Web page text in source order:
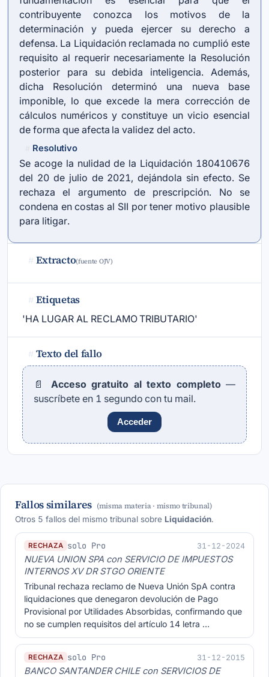
contribuyente conozca los motivos de la
determinación y pueda ejercer su derecho a
defensa. La Liquidación reclamada no cumplió este
requisito al requerir necesariamente la Resolución
posterior para su debida inteligencia. Además,
dicha Resolución determinó una nueva base
imponible, lo que excede la mera corrección de
cálculos numéricos y constituye un vicio esencial
de forma que afecta la validez del acto.
Resolutivo
Se acoge la nulidad de la Liquidación 180410676
del 20 de julio de 2021, dejándola sin efecto. Se
rechaza el argumento de prescripción. No se
condena en costas al SII por tener motivo plausible
para litigar.
# Extracto(fuente OJV)
# Etiquetas
'HA LUGAR AL RECLAMO TRIBUTARIO'
# Texto del fallo
📄 Acceso gratuito al texto completo—
suscríbete en 1 segundo con tu mail.
Acceder
Fallos similares (misma materia · mismo tribunal)
Otros 5 fallos del mismo tribunal sobre Liquidación.
RECHAZA solo Pro 31-12-2024
NUEVA UNION SPA con SERVICIO DE IMPUESTOS
INTERNOS XV DR STGO ORIENTE
Tribunal rechaza reclamo de Nueva Unión SpA contra
liquidaciones que denegaron devolución de Pago
Provisional por Utilidades Absorbidas, confirmando que
no se cumplen requisitos del artículo 14 letra …
RECHAZA solo Pro 31-12-2015
BANCO SANTANDER CHILE con SERVICIOS DE